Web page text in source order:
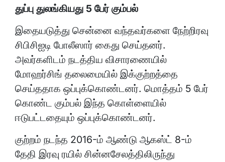
துப்பு துலங்கியது 5 பேர் கும்பல்
இதையடுத்து சென்னை வந்தவர்களை நேற்றிரவு
சிபிசிஐடி போலீஸார் கைது செய்தனர்.
அவர்களிடம் நடத்திய விசாரணையில்
மோஹர்சிங் தலைமையில் இக்குற்றத்தை
செய்ததாக ஒப்புக்கொண்டனர். மொத்தம் 5 பேர்
கொண்ட கும்பல் இந்த கொள்ளையில்
ஈடுபட்டதையும் ஒப்புக்கொண்டனர்.
குற்றம் நடந்த 2016-ம் ஆண்டு ஆகஸ்ட் 8-ம்
தேதி இரவு ரயில் சின்னசேலத்திலிருந்து